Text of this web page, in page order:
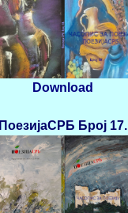
Download
ПоезијаСРБ Број 17.